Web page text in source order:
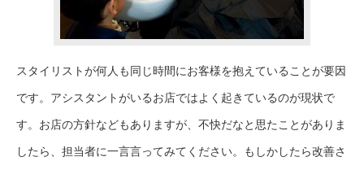
スタイリストが何人も同じ時間にお客様を抱えていることが要因
です。アシスタントがいるお店ではよく起きているのが現状で
す。お店の方針などもありますが、不快だなと思たことがありま
したら、担当者に一言言ってみてください。もしかしたら改善さ